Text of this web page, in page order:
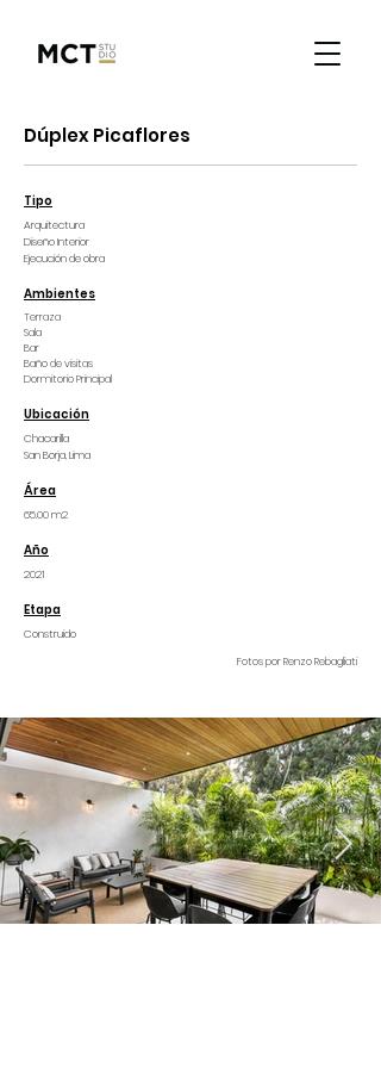
Dúplex Picaflores
Tipo
Arquitectura
Diseño Interior
Ejecución de obra
Ambientes
Terraza
Sala
Bar
Baño de visitas
Dormitorio Principal
Ubicación
Chacarilla
San Borja,Lima
Área
65.00 m2
Año
2021
Etapa
Construido
Fotos por Renzo Rebagliati